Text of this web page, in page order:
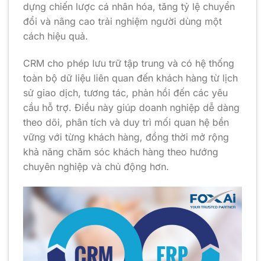
dựng chiến lược cá nhân hóa, tăng tỷ lệ chuyển
đổi và nâng cao trải nghiệm người dùng một
cách hiệu quả.
CRM cho phép lưu trữ tập trung và có hệ thống
toàn bộ dữ liệu liên quan đến khách hàng từ lịch
sử giao dịch, tương tác, phản hồi đến các yêu
cầu hỗ trợ. Điều này giúp doanh nghiệp dễ dàng
theo dõi, phân tích và duy trì mối quan hệ bền
vững với từng khách hàng, đồng thời mở rộng
khả năng chăm sóc khách hàng theo hướng
chuyên nghiệp và chủ động hơn.